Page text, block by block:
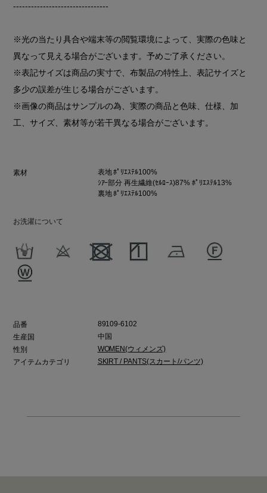
--------------------------------
※光の当たり具合や端末等の閲覧環境によって、実際の色味と
異なって見える場合がございます。予めご了承ください。
※表記サイズは商品の実寸で、布製品の特性上、表記サイズと
多少の誤差が生じる場合がございます。
※画像の商品はサンプルの為、実際の商品と色味、仕様、加
工、サイズ、素材等が若干異なる場合がございます。
素材
表地 ﾎﾟﾘｴｽﾃﾙ100%
ｼｱｰ部分 再生繊維(ｾﾙﾛｰｽ)87% ﾎﾟﾘｴｽﾃﾙ13%
裏地 ﾎﾟﾘｴｽﾃﾙ100%
お洗濯について
品番
89109-6102
生産国
中国
性別
WOMEN(ウィメンズ)
アイテムカテゴリ
SKIRT / PANTS(スカート/パンツ)